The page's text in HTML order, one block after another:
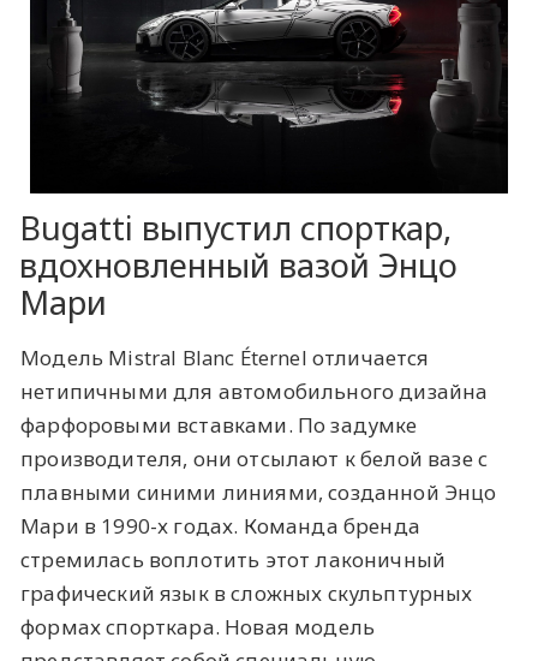
Bugatti выпустил спорткар,
вдохновленный вазой Энцо
Мари
Модель Mistral Blanc Éternel отличается
нетипичными для автомобильного дизайна
фарфоровыми вставками. По задумке
производителя, они отсылают к белой вазе с
плавными синими линиями, созданной Энцо
Мари в 1990-х годах. Команда бренда
стремилась воплотить этот лаконичный
графический язык в сложных скульптурных
формах спорткара. Новая модель